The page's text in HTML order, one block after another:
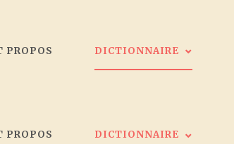
PROPOS DICTIONNAIRE
Galeristes
PROPOS DICTIONNAIRE